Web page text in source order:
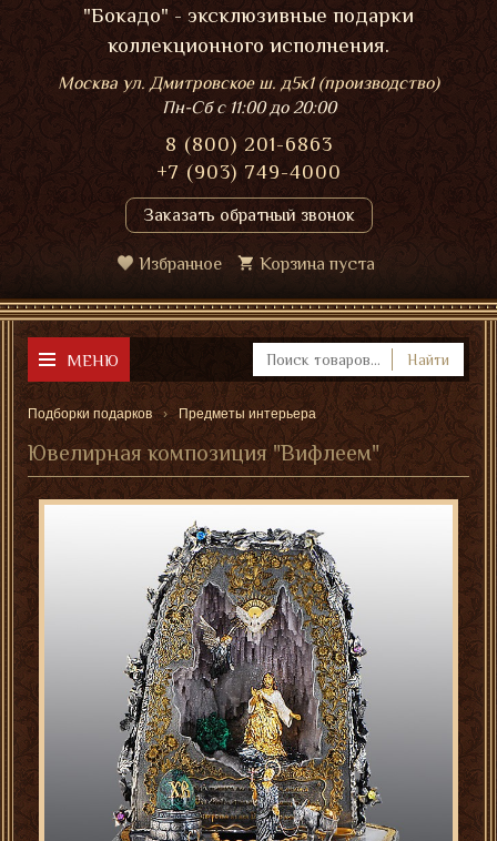
"Бокадо" - эксклюзивные подарки
коллекционного исполнения.
Москва ул. Дмитровское ш. д5к1 (производство)
Пн-Сбс 11:00 до 20:00
8 (800) 201-6863
+7 (903) 749-4000
Заказать обратный звонок
Избранное Корзина пуста
МЕНЮ Найти
Подборки подарков Предметы интерьера
Ювелирная композиция "Вифлеем"